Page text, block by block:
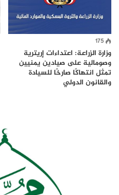
175
وزارة الزراعة: اعتداءات إريترية
وصومالية على صيادين يمنيين
تمثل انتهاكًا صارخًا للسيادة
والقانون الدولي